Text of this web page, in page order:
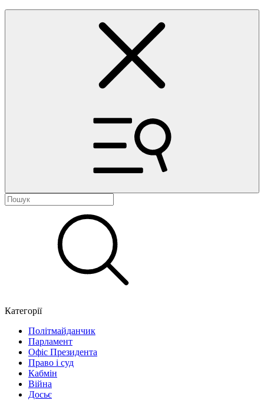
Категорії
Політмайданчик
Парламент
Офіс Президента
Право і суд
Кабмін
Війна
Досьє